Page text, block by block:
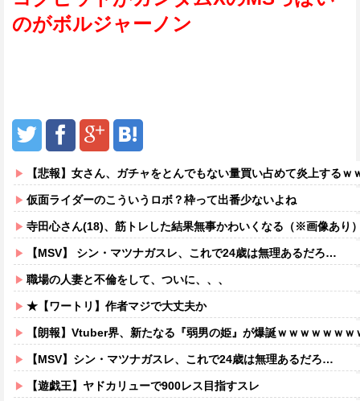
のがボルジャーノン
【悲報】女さん、ガチャをとんでもない量買い占めて炎上するｗ
仮面ライダーのこういうロボ？枠って出番少ないよね
寺田心さん(18)、筋トレした結果無事かわいくなる（※画像あり
【MSV】 シン・マツナガスレ、これで24歳は無理あるだろ…
職場の人妻と不倫をして、ついに、、、
★【ワートリ】作者マジで大丈夫か
【朗報】Vtuber界、新たなる『弱男の姫』が爆誕ｗｗｗｗｗｗｗ
【MSV】シン・マツナガスレ、これで24歳は無理あるだろ…
【遊戯王】ヤドカリューで900レス目指すスレ